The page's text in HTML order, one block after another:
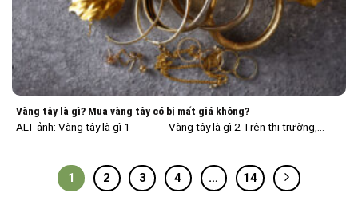
Vàng tây là gì? Mua vàng tây có bị mất giá không?
ALT ảnh: Vàng tây là gì 1 Vàng tây là gì 2 Trên thị trường,...
1 2 3 4 … 14